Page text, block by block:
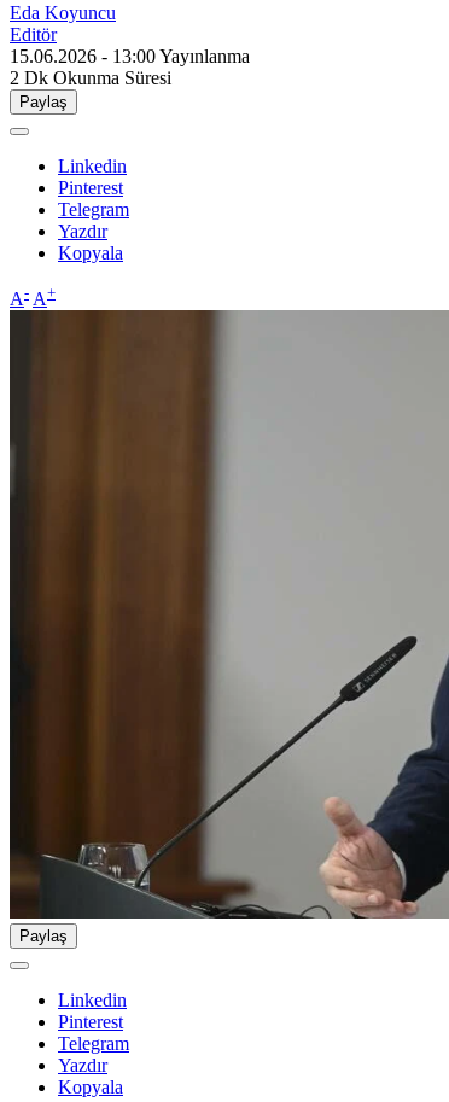
Eda Koyuncu
Editör
15.06.2026 - 13:00Yayınlanma
2 Dk Okunma Süresi
Paylaş
Linkedin
Pinterest
Telegram
Yazdır
Kopyala
A- A+
Paylaş
Linkedin
Pinterest
Telegram
Yazdır
Kopyala